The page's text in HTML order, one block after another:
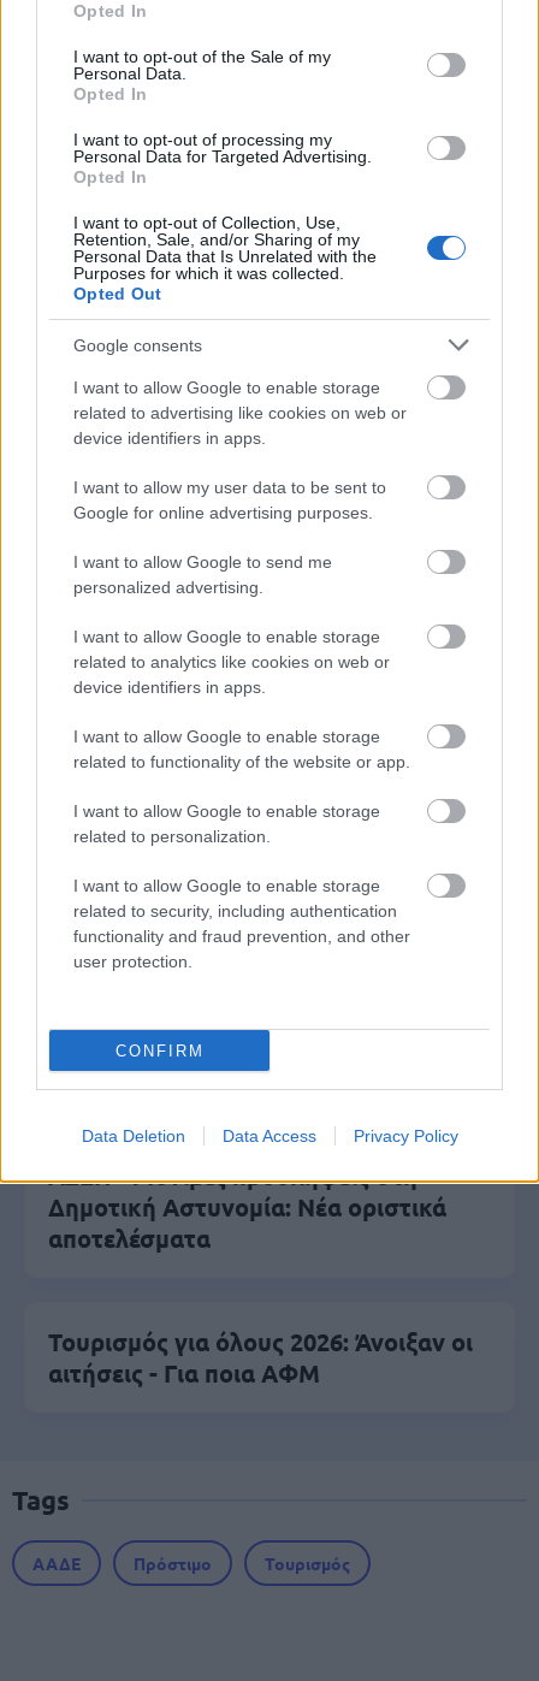
use your data for below specified purposes in below Google
consent section.
Opted In
I want to opt-out of the Sale of my
Personal Data.
Opted In
I want to opt-out of processing my
Personal Data for Targeted Advertising.
Opted In
I want to opt-out of Collection, Use,
Retention, Sale, and/or Sharing of my
Personal Data that Is Unrelated with the
Purposes for which it was collected.
Opted Out
Google consents
I want to allow Google to enable storage
related to advertising like cookies on web or
device identifiers in apps.
I want to allow my user data to be sent to
Google for online advertising purposes.
I want to allow Google to send me
personalized advertising.
I want to allow Google to enable storage
related to analytics like cookies on web or
device identifiers in apps.
I want to allow Google to enable storage
related to functionality of the website or app.
I want to allow Google to enable storage
related to personalization.
I want to allow Google to enable storage
related to security, including authentication
functionality and fraud prevention, and other
user protection.
CONFIRM
Data Deletion Data Access Privacy Policy
ανοχή σε παραβατικές συμπεριφορές
ΑΣΕΠ: Πιστοποίηση Αγγλικών σε
μόνο 2 ημέρες στα χέρια σας
ΑΣΕΠ: Εξ αποστάσεως η πιο Εύκολη
Πιστοποίηση Υπολογιστών σε 2
μέρες
Μάθε πρώτος όλες τις σημαντικές
ειδήσεις.
Βάλε το proson.gr στα αποτελέσματα
αναζήτησης της Google
Δημοφιλείς Ειδήσεις
Αλλάζουν τα χαρτονομίσματα ευρώ –
Οριστικά εκτός το 500ευρο
ΑΣΕΠ: Αυτές είναι οι δύο επόμενες
προκηρύξεις «μαμούθ» (με μόρια)
ΑΣΕΠ - Μόνιμες προσλήψεις στη
Δημοτική Αστυνομία: Νέα οριστικά
αποτελέσματα
Τουρισμός για όλους 2026: Άνοιξαν οι
αιτήσεις - Για ποια ΑΦΜ
Tags
ΑΑΔΕ Πρόστιμο Τουρισμός